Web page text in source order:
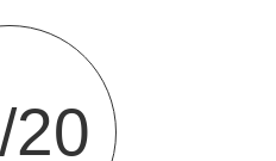
20